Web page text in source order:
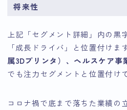
将来性
上記「セグメント詳細」内の黒
「成長ドライバ」と位置付けま
属3Dプリンタ）、ヘルスケア事
でも注力セグメントと位置付け
コロナ禍で底まで落ちた業績の